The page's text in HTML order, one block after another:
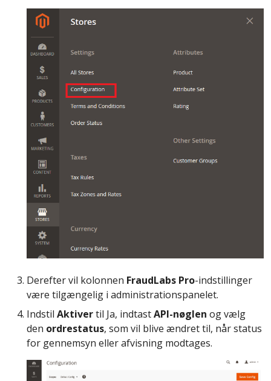
Derefter vil kolonnen FraudLabs Pro-indstillinger
være tilgængelig i administrationspanelet.
Indstil Aktivertil Ja, indtastAPI-nøglen og vælg
den ordrestatus, som vil blive ændret til, når status
for gennemsyn eller afvisning modtages.